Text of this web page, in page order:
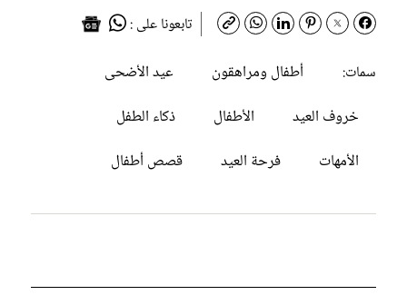
تابعونا على :
سمات:
أطفال ومراهقون
عيد الأضحى
خروف العيد
الأطفال
ذكاء الطفل
الأمهات
فرحة العيد قصص أطفال